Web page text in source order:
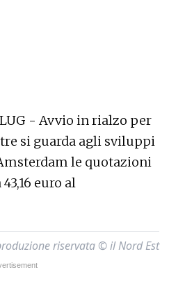
- Avvio in rialzo per
si guarda agli sviluppi
le quotazioni
euro al
riservata © il Nord Est